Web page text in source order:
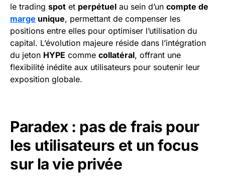
le trading spot et perpétuel au sein d’un compte de
marge unique, permettant de compenser les
positions entre elles pour optimiser l’utilisation du
capital. L’évolution majeure réside dans l’intégration
du jeton HYPE comme collatéral, offrant une
flexibilité inédite aux utilisateurs pour soutenir leur
exposition globale.
Paradex : pas de frais pour
les utilisateurs et un focus
sur la vie privée